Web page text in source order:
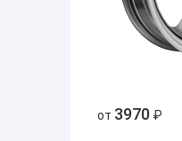
от 3970 ₽